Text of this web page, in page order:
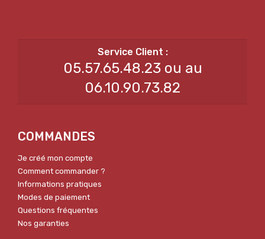
05.57.65.48.23 ou au
06.10.90.73.82
COMMANDES
Je créé mon compte
Comment commander ?
Informations pratiques
Modes de paiement
Questions fréquentes
Nos garanties